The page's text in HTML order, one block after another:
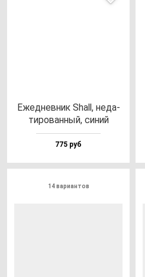
Ежед­нев­ник Shall, не­да­
ти­ро­ван­ный, си­ний
775 руб
14 вариантов